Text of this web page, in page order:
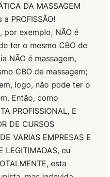
DA MASSAGEM
PROFISSÃO!
por exemplo, NÃO é
ter o mesmo CBO de
NÃO é massagem,
CBO de massagem;
logo, não pode ter o
Então, como
PROFISSIONAL, E
DE CURSOS
VARIAS EMPRESAS E
LEGITIMADAS, eu
esta